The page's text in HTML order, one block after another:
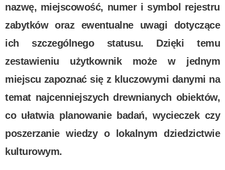
nazwę, miejscowość, numer i symbol rejestru
zabytków oraz ewentualne uwagi dotyczące
ich szczególnego statusu. Dzięki temu
zestawieniu użytkownik może w jednym
miejscu zapoznać się z kluczowymi danymi na
temat najcenniejszych drewnianych obiektów,
co ułatwia planowanie badań, wycieczek czy
poszerzanie wiedzy o lokalnym dziedzictwie
kulturowym.